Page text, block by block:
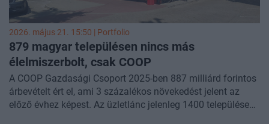
2026. május 21. 15:50 | Portfolio
879 magyar településen nincs más
élelmiszerbolt, csak COOP
A COOP Gazdasági Csoport 2025-ben 887 milliárd forintos
árbevételt ért el, ami 3 százalékos növekedést jelent az
előző évhez képest. Az üzletlánc jelenleg 1400 településen